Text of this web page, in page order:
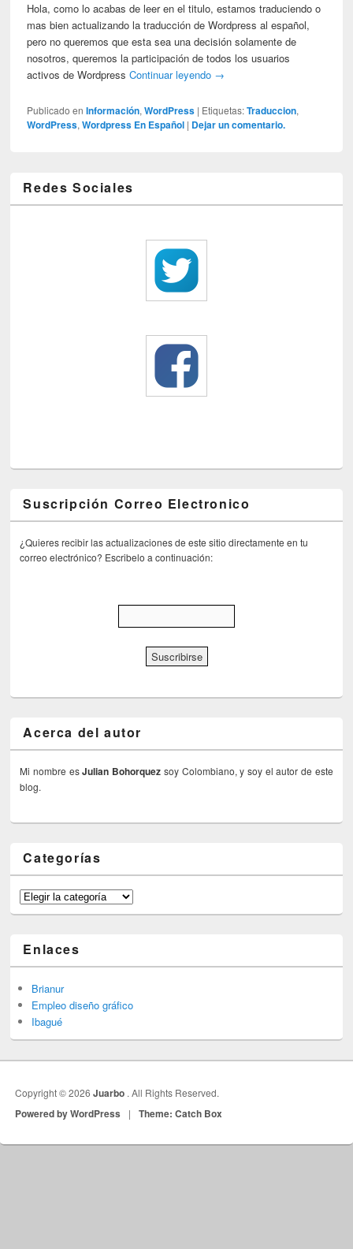
Hola, como lo acabas de leer en el titulo, estamos traduciendo o
mas bien actualizando la traducción de Wordpress al español,
pero no queremos que esta sea una decisión solamente de
nosotros, queremos la participación de todos los usuarios
activos de WordpressContinuar leyendo →
Publicado en Información,WordPress | Etiquetas: Traduccion,
WordPress,Wordpress En Español | Dejar un comentario.
Redes Sociales
Suscripción Correo Electronico
¿Quieres recibir las actualizaciones de este sitio directamente en tu
correo electrónico? Escribelo a continuación:
Acerca del autor
Mi nombre esJulian Bohorquez soy Colombiano, y soy el autor de este
blog.
Categorías
Categorías
Enlaces
Brianur
Empleo diseño gráfico
Ibagué
Copyright © 2026Juarbo . All Rights Reserved.
Powered by WordPress | Theme: Catch Box